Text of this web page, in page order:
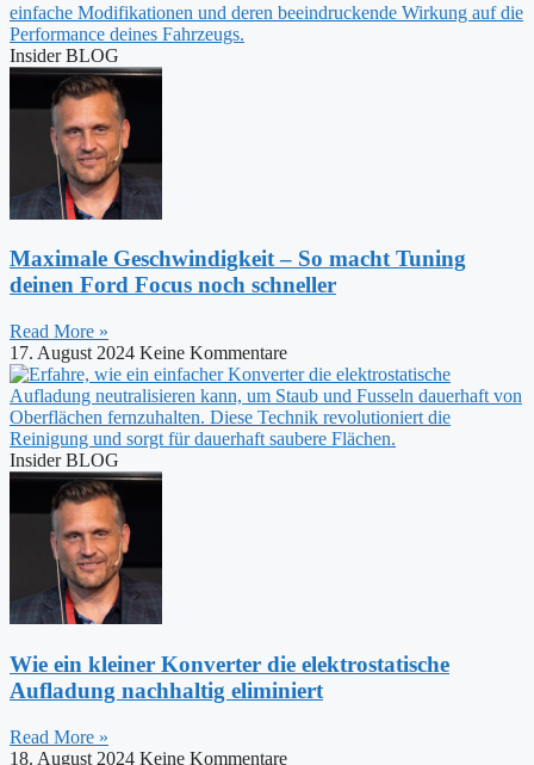
Insider BLOG
Maximale Geschwindigkeit – So macht Tuning
deinen Ford Focus noch schneller
Read More »
17. August 2024 Keine Kommentare
Insider BLOG
Wie ein kleiner Konverter die elektrostatische
Aufladung nachhaltig eliminiert
Read More »
18. August 2024 Keine Kommentare